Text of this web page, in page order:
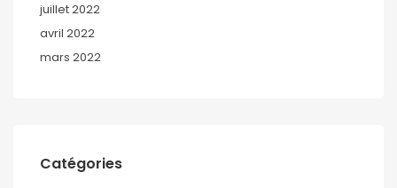
juillet 2022
avril 2022
mars 2022
Catégories